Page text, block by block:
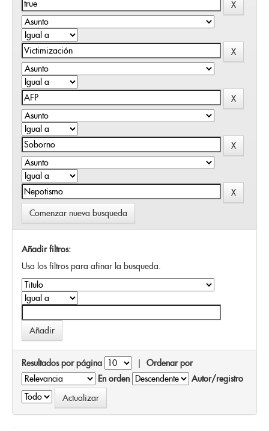
Comenzar nueva busqueda
Añadir filtros:
Usa los filtros para afinar la busqueda.
Resultados por página | Ordenar por
En orden
Autor/registro